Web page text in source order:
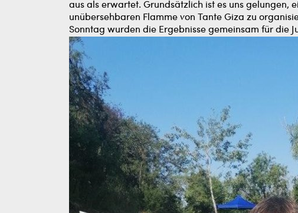
aus als erwartet. Grundsätzlich ist es uns gelungen,
unübersehbaren Flamme von Tante Giza zu
Sonntag wurden die Ergebnisse gemeinsam für die